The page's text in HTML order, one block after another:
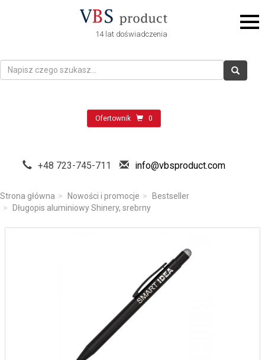
14 lat doświadczenia
Ofertownik 0
+48 723-745-711 info@vbsproduct.com
Strona główna Nowości i promocje
Bestseller
Długopis aluminiowy Shinery, srebrny